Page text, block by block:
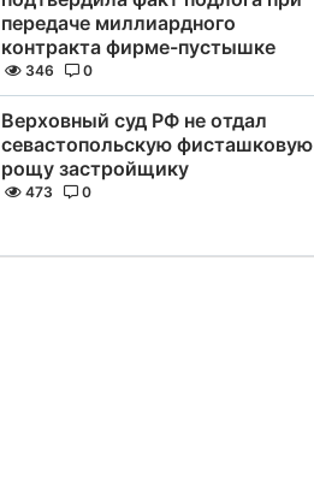
передаче миллиардного
контракта фирме-пустышке
346 0
Верховный суд РФ не отдал
севастопольскую фисташковую
рощу застройщику
473 0